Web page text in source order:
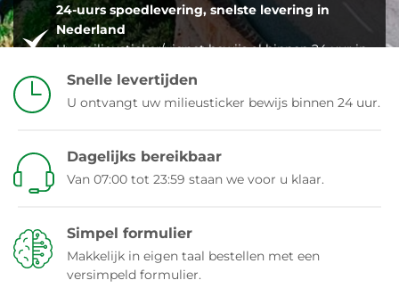
24-uurs spoedlevering, snelste levering in
Nederland
Uw milieusticker/vignet bewijs al binnen 24 uur in
Geldig in heel Frankrijk
Frankrijk
Klantenservice in het Nederlands, 7 dagen per
Elke dag bereikbaar van 07:00 tot 23:59 - ook in het
Snelle levertijden
U ontvangt uw milieusticker bewijs binnen 24 uur.
Dagelijks bereikbaar
Van 07:00 tot 23:59 staan we voor u klaar.
Simpel formulier
Makkelijk in eigen taal bestellen met een
versimpeld formulier.